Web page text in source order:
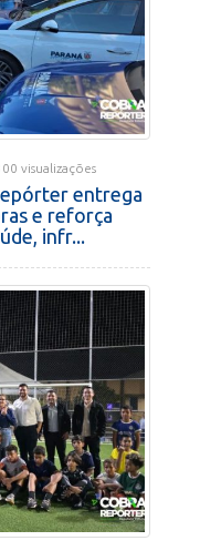
visualizações
entrega
e reforça
infr...